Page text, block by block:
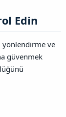
Edin​
yönlendirme ve
güvenmek